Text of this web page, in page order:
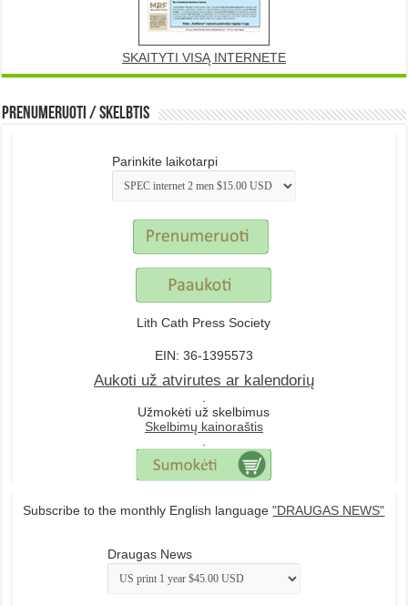
SKAITYTI VISĄ INTERNETE
Prenumeruoti / Skelbtis
Parinkite laikotarpi
Lith Cath Press Society
EIN: 36-1395573
Aukoti už atvirutes ar kalendorių
Užmokėti už skelbimus
Skelbimų kainoraštis
Subscribe to the monthly English language"DRAUGAS NEWS"
Draugas News